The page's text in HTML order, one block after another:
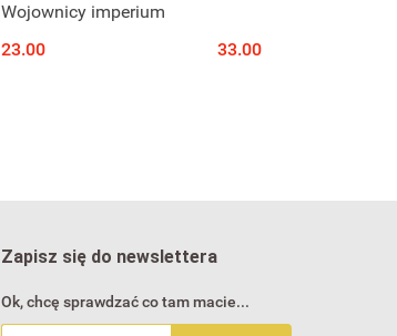
Wojownicy imperium
23.00
33.00
Zapisz się do newslettera
Ok, chcę sprawdzać co tam macie...